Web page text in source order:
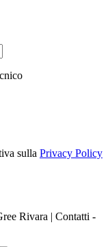
sulla Privacy Policy
Rivara | Contatti -